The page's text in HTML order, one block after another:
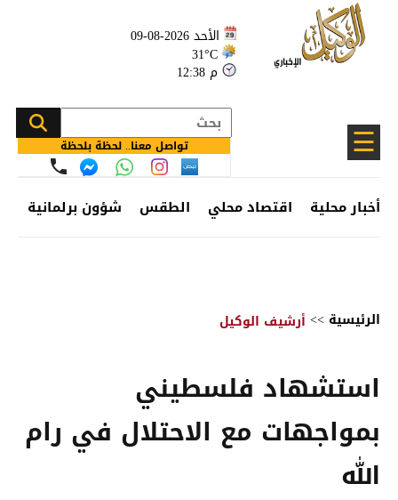
الأحد 2026-08-09
31°C
12:38 م
☰ تواصل معنا.. لحظة بلحظة
أخبار محلية اقتصاد محلي الطقس شؤون برلمانية
الرئيسية >> أرشيف الوكيل
استشهاد فلسطيني
بمواجهات مع الاحتلال في رام
الله‬